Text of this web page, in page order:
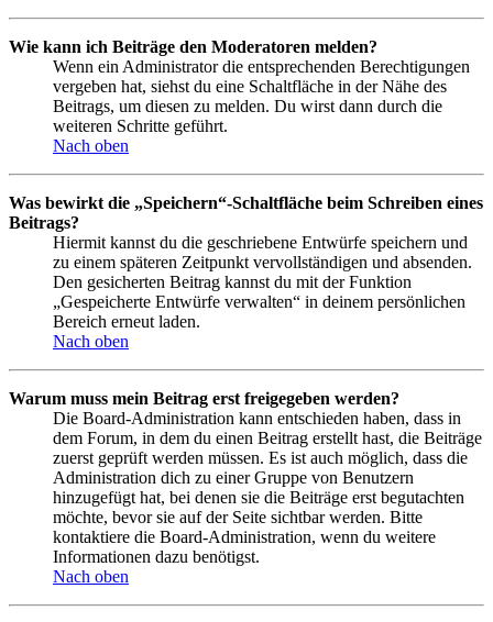
Wie kann ich Beiträge den Moderatoren melden?
Wenn ein Administrator die entsprechenden Berechtigungen
vergeben hat, siehst du eine Schaltfläche in der Nähe des
Beitrags, um diesen zu melden. Du wirst dann durch die
weiteren Schritte geführt.
Nach oben
Was bewirkt die „Speichern“-Schaltfläche beim Schreiben eines
Beitrags?
Hiermit kannst du die geschriebene Entwürfe speichern und
zu einem späteren Zeitpunkt vervollständigen und absenden.
Den gesicherten Beitrag kannst du mit der Funktion
„Gespeicherte Entwürfe verwalten“ in deinem persönlichen
Bereich erneut laden.
Nach oben
Warum muss mein Beitrag erst freigegeben werden?
Die Board-Administration kann entschieden haben, dass in
dem Forum, in dem du einen Beitrag erstellt hast, die Beiträge
zuerst geprüft werden müssen. Es ist auch möglich, dass die
Administration dich zu einer Gruppe von Benutzern
hinzugefügt hat, bei denen sie die Beiträge erst begutachten
möchte, bevor sie auf der Seite sichtbar werden. Bitte
kontaktiere die Board-Administration, wenn du weitere
Informationen dazu benötigst.
Nach oben